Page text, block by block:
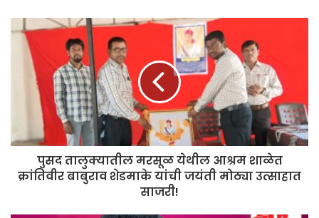
पुसद तालुक्यातील मरसूळ येथील आश्रम शाळेत
क्रांतिवीर बाबुराव शेडमाके यांची जयंती मोठ्या उत्साहात
साजरी!